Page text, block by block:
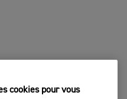
cookies pour vous